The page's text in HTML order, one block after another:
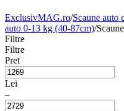
ExclusivMAG.ro/Scaune auto
auto 0-13 kg (40-87cm)/
Filtre
Filtre
Pret
Lei
–